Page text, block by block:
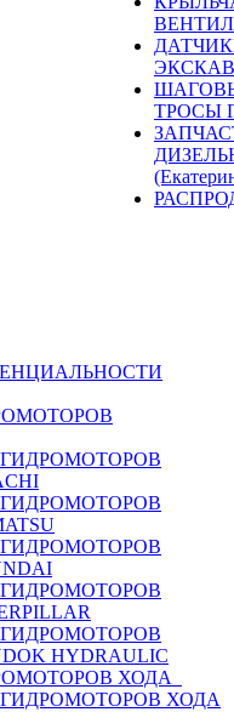
ТРОСЫ
HYDRAULIC
ХОДА
ХОДА